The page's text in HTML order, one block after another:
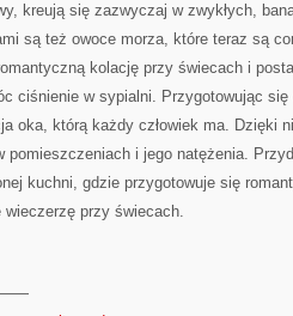
kreują się zazwyczaj w zwykłych,
są też owoce morza, które teraz są
kolację przy świecach i
ciśnienie w sypialni. Przygotowując się
oka, którą każdy człowiek ma. Dzięki
pomieszczeniach i jego natężenia.
kuchni, gdzie przygotowuje się
wieczerzę przy świecach.